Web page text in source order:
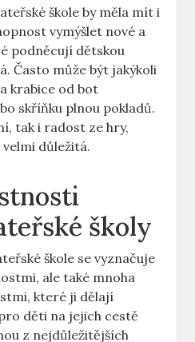
škole by měla mít⁤ i
vymýšlet nové ⁤a
podněcují dětskou
Často může ​být jakýkoli
krabice od bot
skříňku plnou​ pokladů.
tak i radost ze hry,
důležitá.
školy
škole se ⁤vyznačuje
ale ⁤také mnoha
které ji dělají​
děti na jejich‍ cestě
⁤z nejdůležitějších